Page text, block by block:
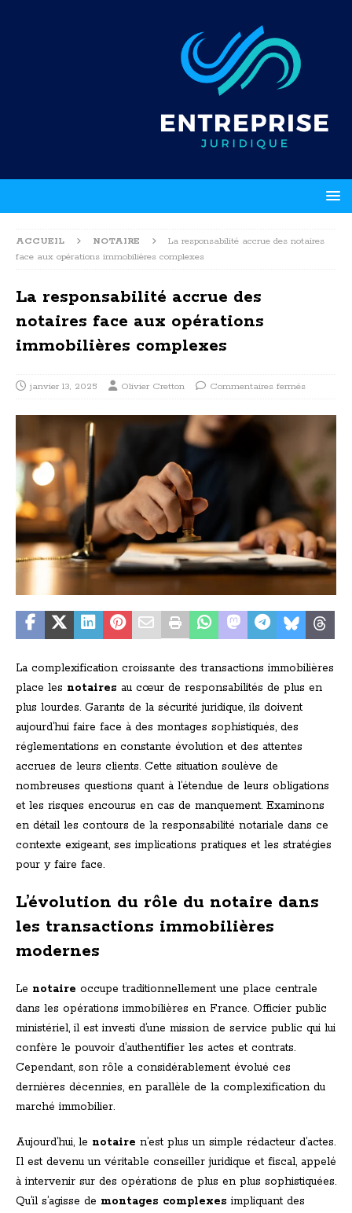
ACCUEIL NOTAIRE
La responsabilité accrue des notaires
face aux opérations immobilières complexes
La responsabilité accrue des
notaires face aux opérations
immobilières complexes
janvier 13, 2025 Olivier Cretton Commentaires fermés
La complexification croissante des transactions immobilières
place les notaires au cœur de responsabilités de plus en
plus lourdes. Garants de la sécurité juridique, ils doivent
aujourd’hui faire face à des montages sophistiqués, des
réglementations en constante évolution et des attentes
accrues de leurs clients. Cette situation soulève de
nombreuses questions quant à l’étendue de leurs obligations
et les risques encourus en cas de manquement. Examinons
en détail les contours de la responsabilité notariale dans ce
contexte exigeant, ses implications pratiques et les stratégies
pour y faire face.
L’évolution du rôle du notaire dans
les transactions immobilières
modernes
Le notaire occupe traditionnellement une place centrale
dans les opérations immobilières en France. Officier public
ministériel, il est investi d’une mission de service public qui lui
confère le pouvoir d’authentifier les actes et contrats.
Cependant, son rôle a considérablement évolué ces
dernières décennies, en parallèle de la complexification du
marché immobilier.
Aujourd’hui, le notaire n’est plus un simple rédacteur d’actes.
Il est devenu un véritable conseiller juridique et fiscal, appelé
à intervenir sur des opérations de plus en plus sophistiquées.
Qu’il s’agisse de montages complexes impliquant des